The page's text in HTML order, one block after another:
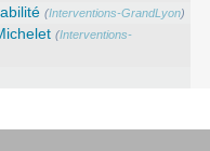
(Interventions-GrandLyon)
(Interventions-